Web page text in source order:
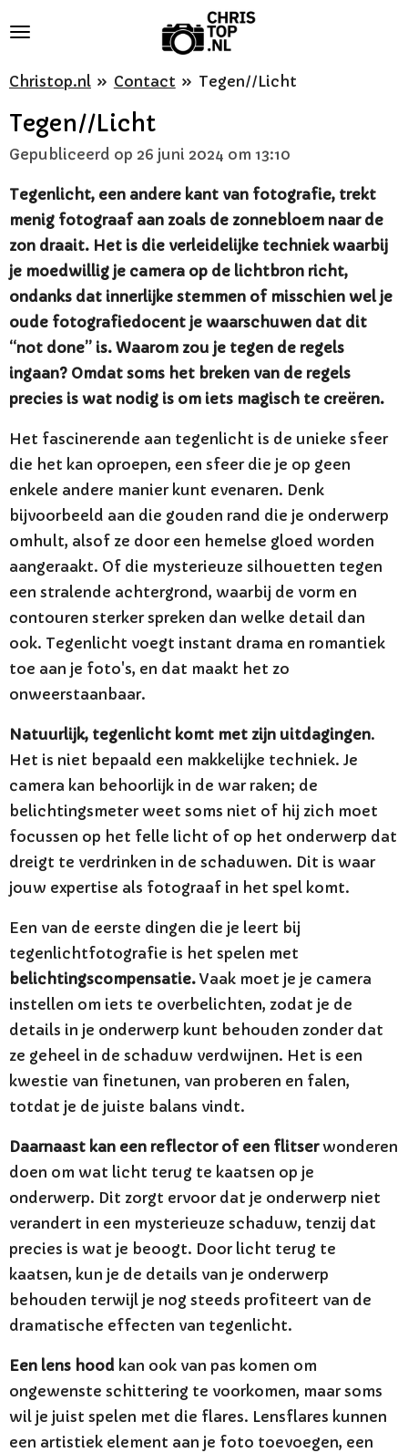
naar
hoofdinhoud
Christop.nl » Contact » Tegen//Licht
Tegen//Licht
Gepubliceerd op 26 juni 2024 om 13:10
Tegenlicht, een andere kant van fotografie, trekt
menig fotograaf aan zoals de zonnebloem naar de
zon draait. Het is die verleidelijke techniek waarbij
je moedwillig je camera op de lichtbron richt,
ondanks dat innerlijke stemmen of misschien wel je
oude fotografiedocent je waarschuwen dat dit
“not done” is. Waarom zou je tegen de regels
ingaan? Omdat soms het breken van de regels
precies is wat nodig is om iets magisch te creëren.
Het fascinerende aan tegenlicht is de unieke sfeer
die het kan oproepen, een sfeer die je op geen
enkele andere manier kunt evenaren. Denk
bijvoorbeeld aan die gouden rand die je onderwerp
omhult, alsof ze door een hemelse gloed worden
aangeraakt. Of die mysterieuze silhouetten tegen
een stralende achtergrond, waarbij de vorm en
contouren sterker spreken dan welke detail dan
ook. Tegenlicht voegt instant drama en romantiek
toe aan je foto's, en dat maakt het zo
onweerstaanbaar.
Natuurlijk, tegenlicht komt met zijn uitdagingen.
Het is niet bepaald een makkelijke techniek. Je
camera kan behoorlijk in de war raken; de
belichtingsmeter weet soms niet of hij zich moet
focussen op het felle licht of op het onderwerp dat
dreigt te verdrinken in de schaduwen. Dit is waar
jouw expertise als fotograaf in het spel komt.
Een van de eerste dingen die je leert bij
tegenlichtfotografie is het spelen met
belichtingscompensatie.Vaak moet je je camera
instellen om iets te overbelichten, zodat je de
details in je onderwerp kunt behouden zonder dat
ze geheel in de schaduw verdwijnen. Het is een
kwestie van finetunen, van proberen en falen,
totdat je de juiste balans vindt.
Daarnaast kan een reflector of een flitserwonderen
doen om wat licht terug te kaatsen op je
onderwerp. Dit zorgt ervoor dat je onderwerp niet
verandert in een mysterieuze schaduw, tenzij dat
precies is wat je beoogt. Door licht terug te
kaatsen, kun je de details van je onderwerp
behouden terwijl je nog steeds profiteert van de
dramatische effecten van tegenlicht.
Een lens hood kan ook van pas komen om
ongewenste schittering te voorkomen, maar soms
wil je juist spelen met die flares. Lensflares kunnen
een artistiek element aan je foto toevoegen, een